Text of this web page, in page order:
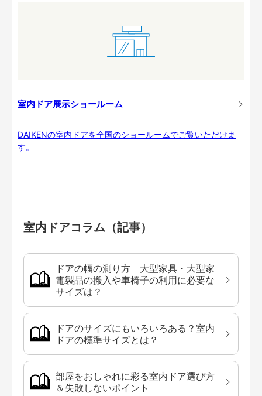
室内ドア展示ショールーム
DAIKENの室内ドアを全国のショールームでご覧いただけま
す。
室内ドアコラム（記事）
ドアの幅の測り方 大型家具・大型家
電製品の搬入や車椅子の利用に必要な
サイズは？
ドアのサイズにもいろいろある？室内
ドアの標準サイズとは？
部屋をおしゃれに彩る室内ドア選び方
＆失敗しないポイント